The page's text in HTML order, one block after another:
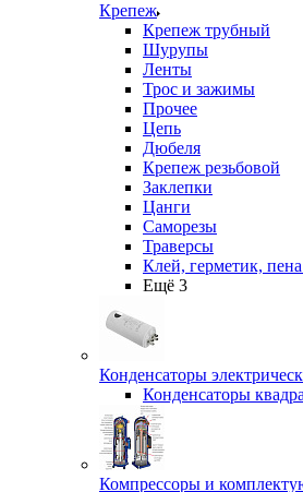
Крепеж
Крепеж трубный
Шурупы
Ленты
Трос и зажимы
Прочее
Цепь
Дюбеля
Крепеж резьбовой
Заклепки
Цанги
Саморезы
Траверсы
Клей, герметик,
Ещё 3
Конденсаторы
Конденсаторы
Компрессоры и